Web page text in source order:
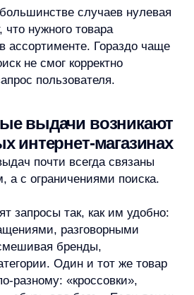
так, как им удобно:
разговорными
бренды,
Один и тот же товар
«кроссовки»,
для бега». Если поиск
создают:
запросы;
формулировки;
ещё нет истории
каталоге пользователь
с пустыми результатами.
поиск